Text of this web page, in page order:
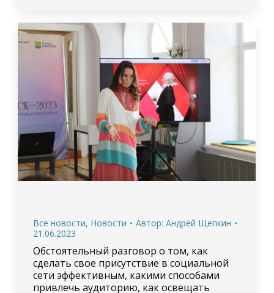
Все новости, Новости Автор: Андрей Щепкин
21.06.2023
Обстоятельный разговор о том, как
сделать свое присутствие в социальной
сети эффективным, какими способами
привлечь аудиторию, как освещать